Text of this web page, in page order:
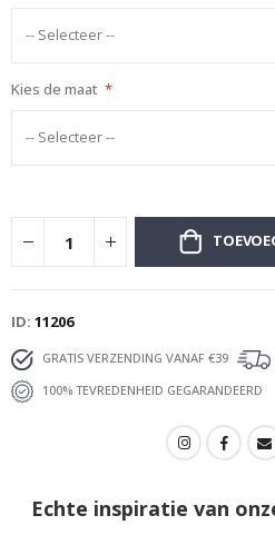
Kies de maat
ID 11206
GRATIS VERZENDING VANAF €39
100% TEVREDENHEID GEGARANDEERD
Echte inspiratie van